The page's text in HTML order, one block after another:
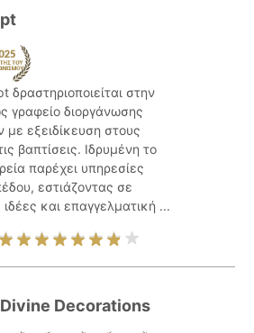
δραστηριοποιείται στην
γραφείο διοργάνωσης
εξειδίκευση στους
βαπτίσεις. Ιδρυμένη το
παρέχει υπηρεσίες
εστιάζοντας σε
και επαγγελματική ...
Decorations